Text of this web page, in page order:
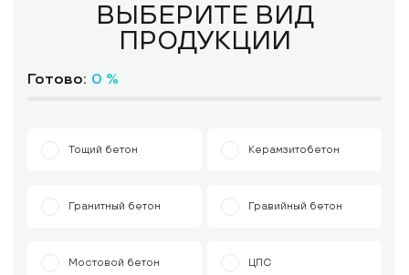
ВЫБЕРИТЕ ВИД
ПРОДУКЦИИ
Готово: 0 %
Тощий бетон Керамзитобетон
Гранитный бетон Гравийный бетон
Мостовой бетон ЦПС